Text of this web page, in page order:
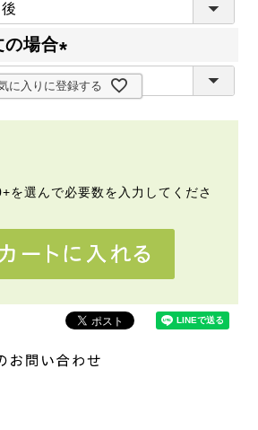
必
須
)
の場合
(
に入りに登録する